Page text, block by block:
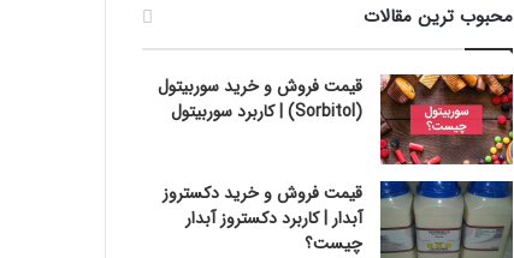
محبوب ترین مقالات
قیمت فروش و خرید سوربیتول
(Sorbitol) | کاربرد سوربیتول
قیمت فروش و خرید دکستروز
آبدار | کاربرد دکستروز آبدار
چیست؟